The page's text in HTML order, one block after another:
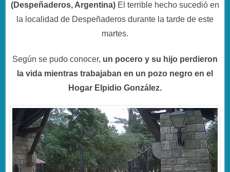
(Despeñaderos, Argentina)El terrible hecho sucedió en
la localidad de Despeñaderos durante la tarde de este
martes.
Según se pudo conocer, un pocero y su hijo perdieron
la vida mientras trabajaban en un pozo negro en el
Hogar Elpidio González.